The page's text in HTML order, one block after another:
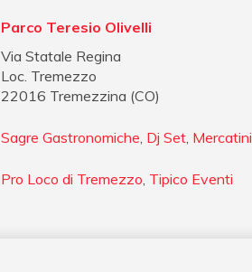
Parco Teresio Olivelli
Via Statale Regina
Loc. Tremezzo
22016 Tremezzina (CO)
Sagre Gastronomiche, Dj Set, Mercatini
Pro Loco di Tremezzo, Tipico Eventi